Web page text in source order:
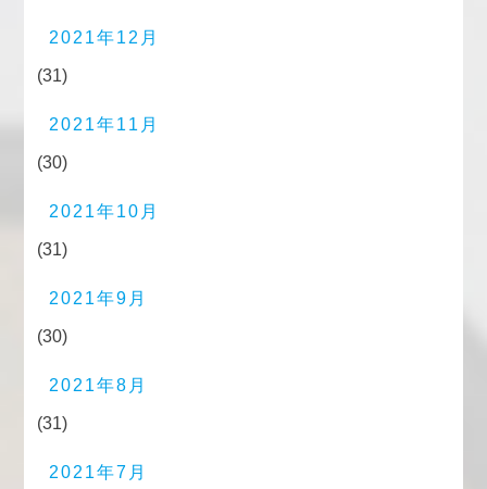
2021年12月
(31)
2021年11月
(30)
2021年10月
(31)
2021年9月
(30)
2021年8月
(31)
2021年7月